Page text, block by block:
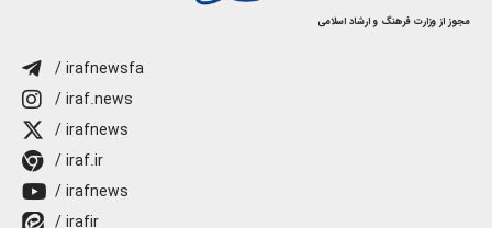
مجوز از وزارت فرهنگ و ارشاد اسلامی
/ irafnewsfa
/ iraf.news
/ irafnews
/ iraf.ir
/ irafnews
/ irafir